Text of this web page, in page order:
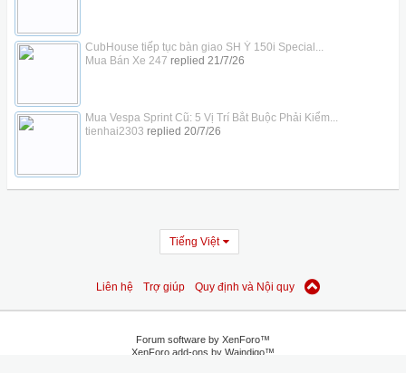
CubHouse tiếp tục bàn giao SH Ý 150i Special...
Mua Bán Xe 247 replied 21/7/26
Mua Vespa Sprint Cũ: 5 Vị Trí Bắt Buộc Phải Kiểm...
tienhai2303 replied 20/7/26
Tiếng Việt
Liên hệ Trợ giúp Quy định và Nội quy
Forum software by XenForo™
XenForo add-ons by Waindigo™